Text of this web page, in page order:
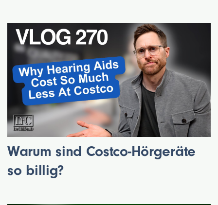
Warum sind Costco-Hörgeräte
so billig?